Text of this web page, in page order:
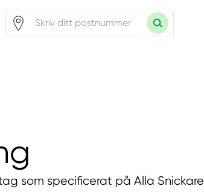
som specificerat på Alla Snickare